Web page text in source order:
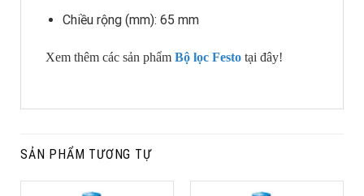
Chiều rộng (mm): 65 mm
Xem thêm các sản phẩm Bộ lọc Festo tại đây!
SẢN PHẨM TƯƠNG TỰ